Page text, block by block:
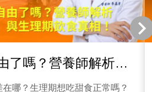
了嗎？營養師解析
生理期飲食真相！
哪？生理期想吃甜食正常嗎？